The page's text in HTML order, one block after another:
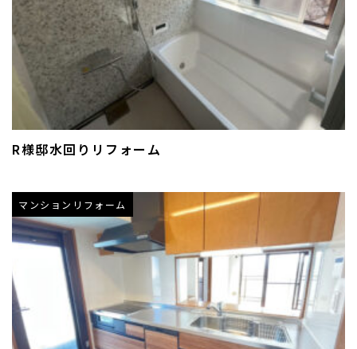
R様邸水回りリフォーム
マンションリフォーム